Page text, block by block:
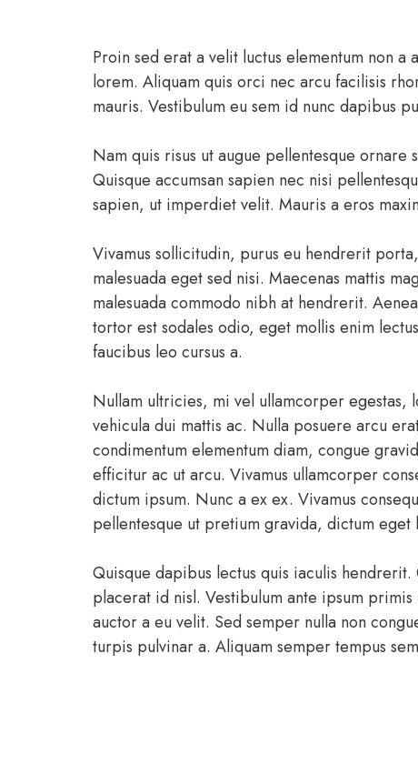
Proin sed erat a velit luctus elementum non a
lorem. Aliquam quis orci nec arcu facilisis
mauris. Vestibulum eu sem id nunc dapibus
Nam quis risus ut augue pellentesque
Quisque accumsan sapien nec nisi
sapien, ut imperdiet velit. Mauris a eros
Vivamus sollicitudin, purus eu hendrerit
malesuada eget sed nisi. Maecenas mattis
malesuada commodo nibh at hendrerit.
tortor est sodales odio, eget mollis enim
faucibus leo cursus a.
Nullam ultricies, mi vel ullamcorper egestas,
vehicula dui mattis ac. Nulla posuere arcu
condimentum elementum diam, congue
efficitur ac ut arcu. Vivamus ullamcorper
dictum ipsum. Nunc a ex ex. Vivamus
pellentesque ut pretium gravida, dictum eget
Quisque dapibus lectus quis iaculis
placerat id nisl. Vestibulum ante ipsum
auctor a eu velit. Sed semper nulla non
turpis pulvinar a. Aliquam semper tempus